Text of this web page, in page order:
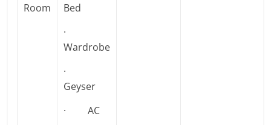
Room
Bed
·
Wardrobe
·
Geyser
· AC